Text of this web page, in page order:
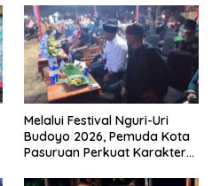
Melalui Festival Nguri-Uri
Budoyo 2026, Pemuda Kota
Pasuruan Perkuat Karakter